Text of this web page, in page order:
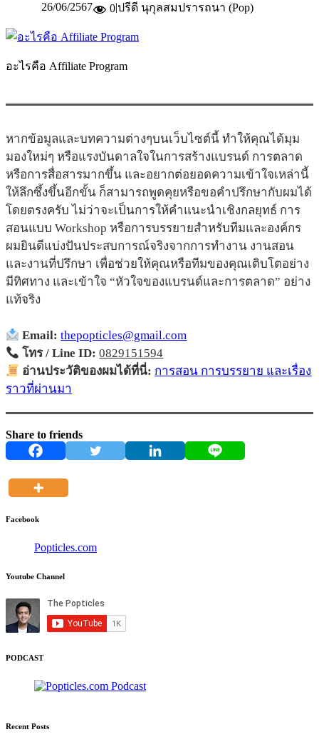
26/06/2567 0|ปรีดี นุกุลสมปรารถนา (Pop)
อะไรคือ Affiliate Program
หากข้อมูลและบทความต่างๆบนเว็บไซต์นี้ ทำให้คุณได้มุม
มองใหม่ๆ หรือแรงบันดาลใจในการสร้างแบรนด์ การตลาด
หรือการสื่อสารมากขึ้น และอยากต่อยอดความเข้าใจเหล่านี้
ให้ลึกซึ้งขึ้นอีกขั้น ก็สามารถพูดคุยหรือขอคำปรึกษากับผมได้
โดยตรงครับ ไม่ว่าจะเป็นการให้คำแนะนำเชิงกลยุทธ์ การ
สอนแบบ Workshop หรือการบรรยายสำหรับทีมและองค์กร
ผมยินดีแบ่งปันประสบการณ์จริงจากการทำงาน งานสอน
และงานที่ปรึกษา เพื่อช่วยให้คุณหรือทีมของคุณเติบโตอย่าง
มีทิศทาง และเข้าใจ “หัวใจของแบรนด์และการตลาด” อย่าง
แท้จริง
Email: thepopticles@gmail.com
โทร / Line ID: 0829151594
อ่านประวัติของผมได้ที่นี่: การสอน การบรรยาย และเรื่อง
ราวที่ผ่านมา
Share to friends
Facebook
Popticles.com
Youtube Channel
PODCAST
Recent Posts